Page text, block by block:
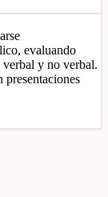
evaluando
y no verbal.
presentaciones